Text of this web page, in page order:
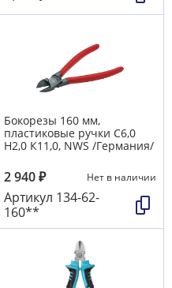
Бокорезы 160 мм,
пластиковые ручки С6,0
Н2,0 К11,0, NWS /Германия/
2 940₽ Нет в наличии
Артикул 134-62-
160**